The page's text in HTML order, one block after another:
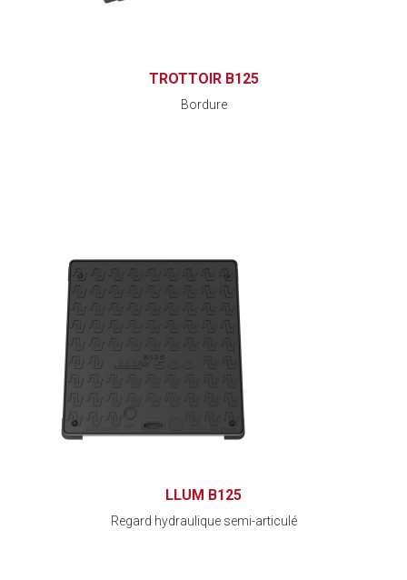
TROTTOIR B125
Bordure
LLUM B125
Regard hydraulique semi-articulé